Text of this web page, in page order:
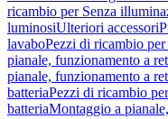
ricambio per Senza
luminosiUlteriori accessori
lavaboPezzi di ricambio
pianale, funzionamento a
pianale, funzionamento a
batteriaPezzi di ricambio
batteriaMontaggio a